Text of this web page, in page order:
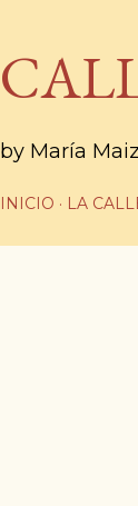
by María
INICIO LA